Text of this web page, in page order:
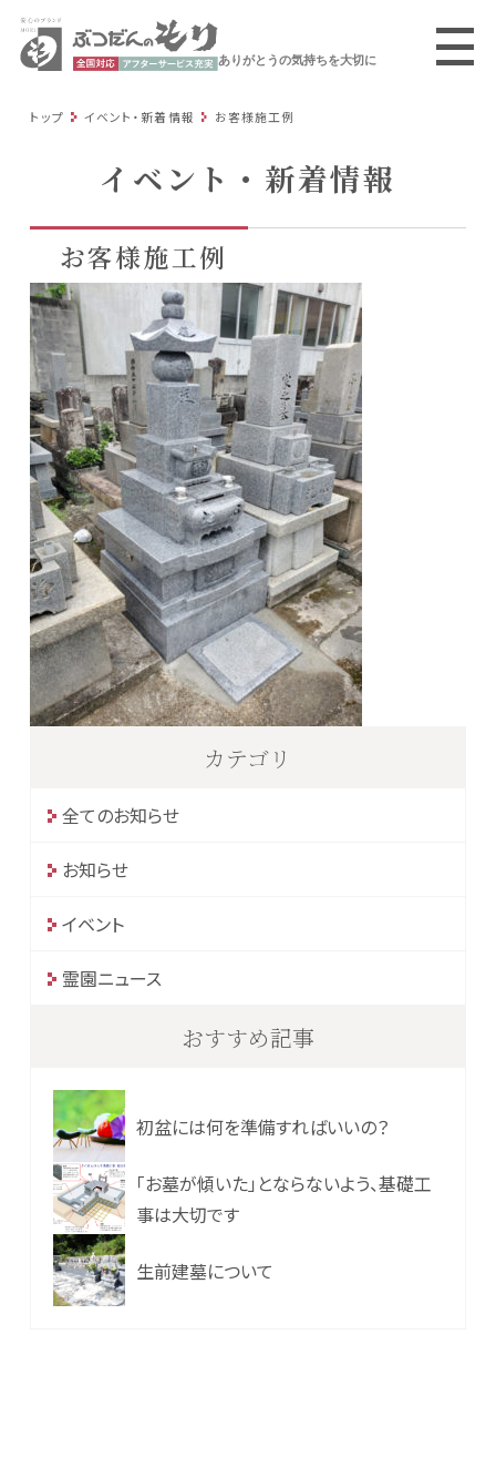
ありがとうの気持ちを大切に
トップ イベント・新着情報 お客様施工例
イベント・新着情報
お客様施工例
カテゴリ
全てのお知らせ
お知らせ
イベント
霊園ニュース
おすすめ記事
初盆には何を準備すればいいの？
「お墓が傾いた」とならないよう、基礎工
事は大切です
生前建墓について